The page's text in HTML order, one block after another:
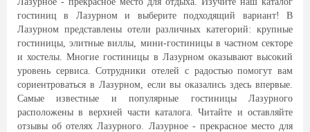
гостиниц в Лазурном и выберите подходящий вариант! В
Лазурном представлены отели различных категорий: крупные
гостиницы, элитные виллы, мини-гостиницы в частном секторе
и хостелы. Многие гостиницы в Лазурном оказывают высокий
уровень сервиса. Сотрудники отелей с радостью помогут вам
сориентроваться в Лазурном, если вы оказались здесь впервые.
Самые известные и популярные гостиницы Лазурного
расположены в верхней части каталога. Читайте и оставляйте
отзывы об отелях Лазурного. Лазурное - прекрасное место для